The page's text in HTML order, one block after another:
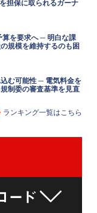
担保に取られるガーナ
算を要求へ ─ 明白な課
規模を維持するのも困
む可能性 ─ 電気料金を
制委の審査基準を見直
ランキング一覧はこちら